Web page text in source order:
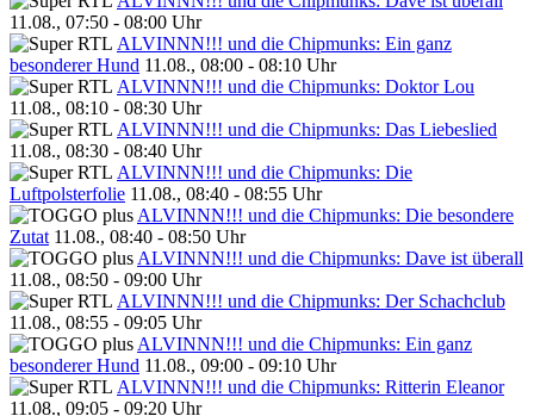
11.08., 07:50 - 08:00 Uhr
ALVINNN!!! und die Chipmunks: Ein ganz
besonderer Hund 11.08., 08:00 - 08:10 Uhr
ALVINNN!!! und die Chipmunks: Doktor Lou
11.08., 08:10 - 08:30 Uhr
ALVINNN!!! und die Chipmunks: Das Liebeslied
11.08., 08:30 - 08:40 Uhr
ALVINNN!!! und die Chipmunks: Die
Luftpolsterfolie 11.08., 08:40 - 08:55 Uhr
ALVINNN!!! und die Chipmunks: Die besondere
Zutat 11.08., 08:40 - 08:50 Uhr
ALVINNN!!! und die Chipmunks: Dave ist überall
11.08., 08:50 - 09:00 Uhr
ALVINNN!!! und die Chipmunks: Der Schachclub
11.08., 08:55 - 09:05 Uhr
ALVINNN!!! und die Chipmunks: Ein ganz
besonderer Hund 11.08., 09:00 - 09:10 Uhr
ALVINNN!!! und die Chipmunks: Ritterin Eleanor
11.08., 09:05 - 09:20 Uhr